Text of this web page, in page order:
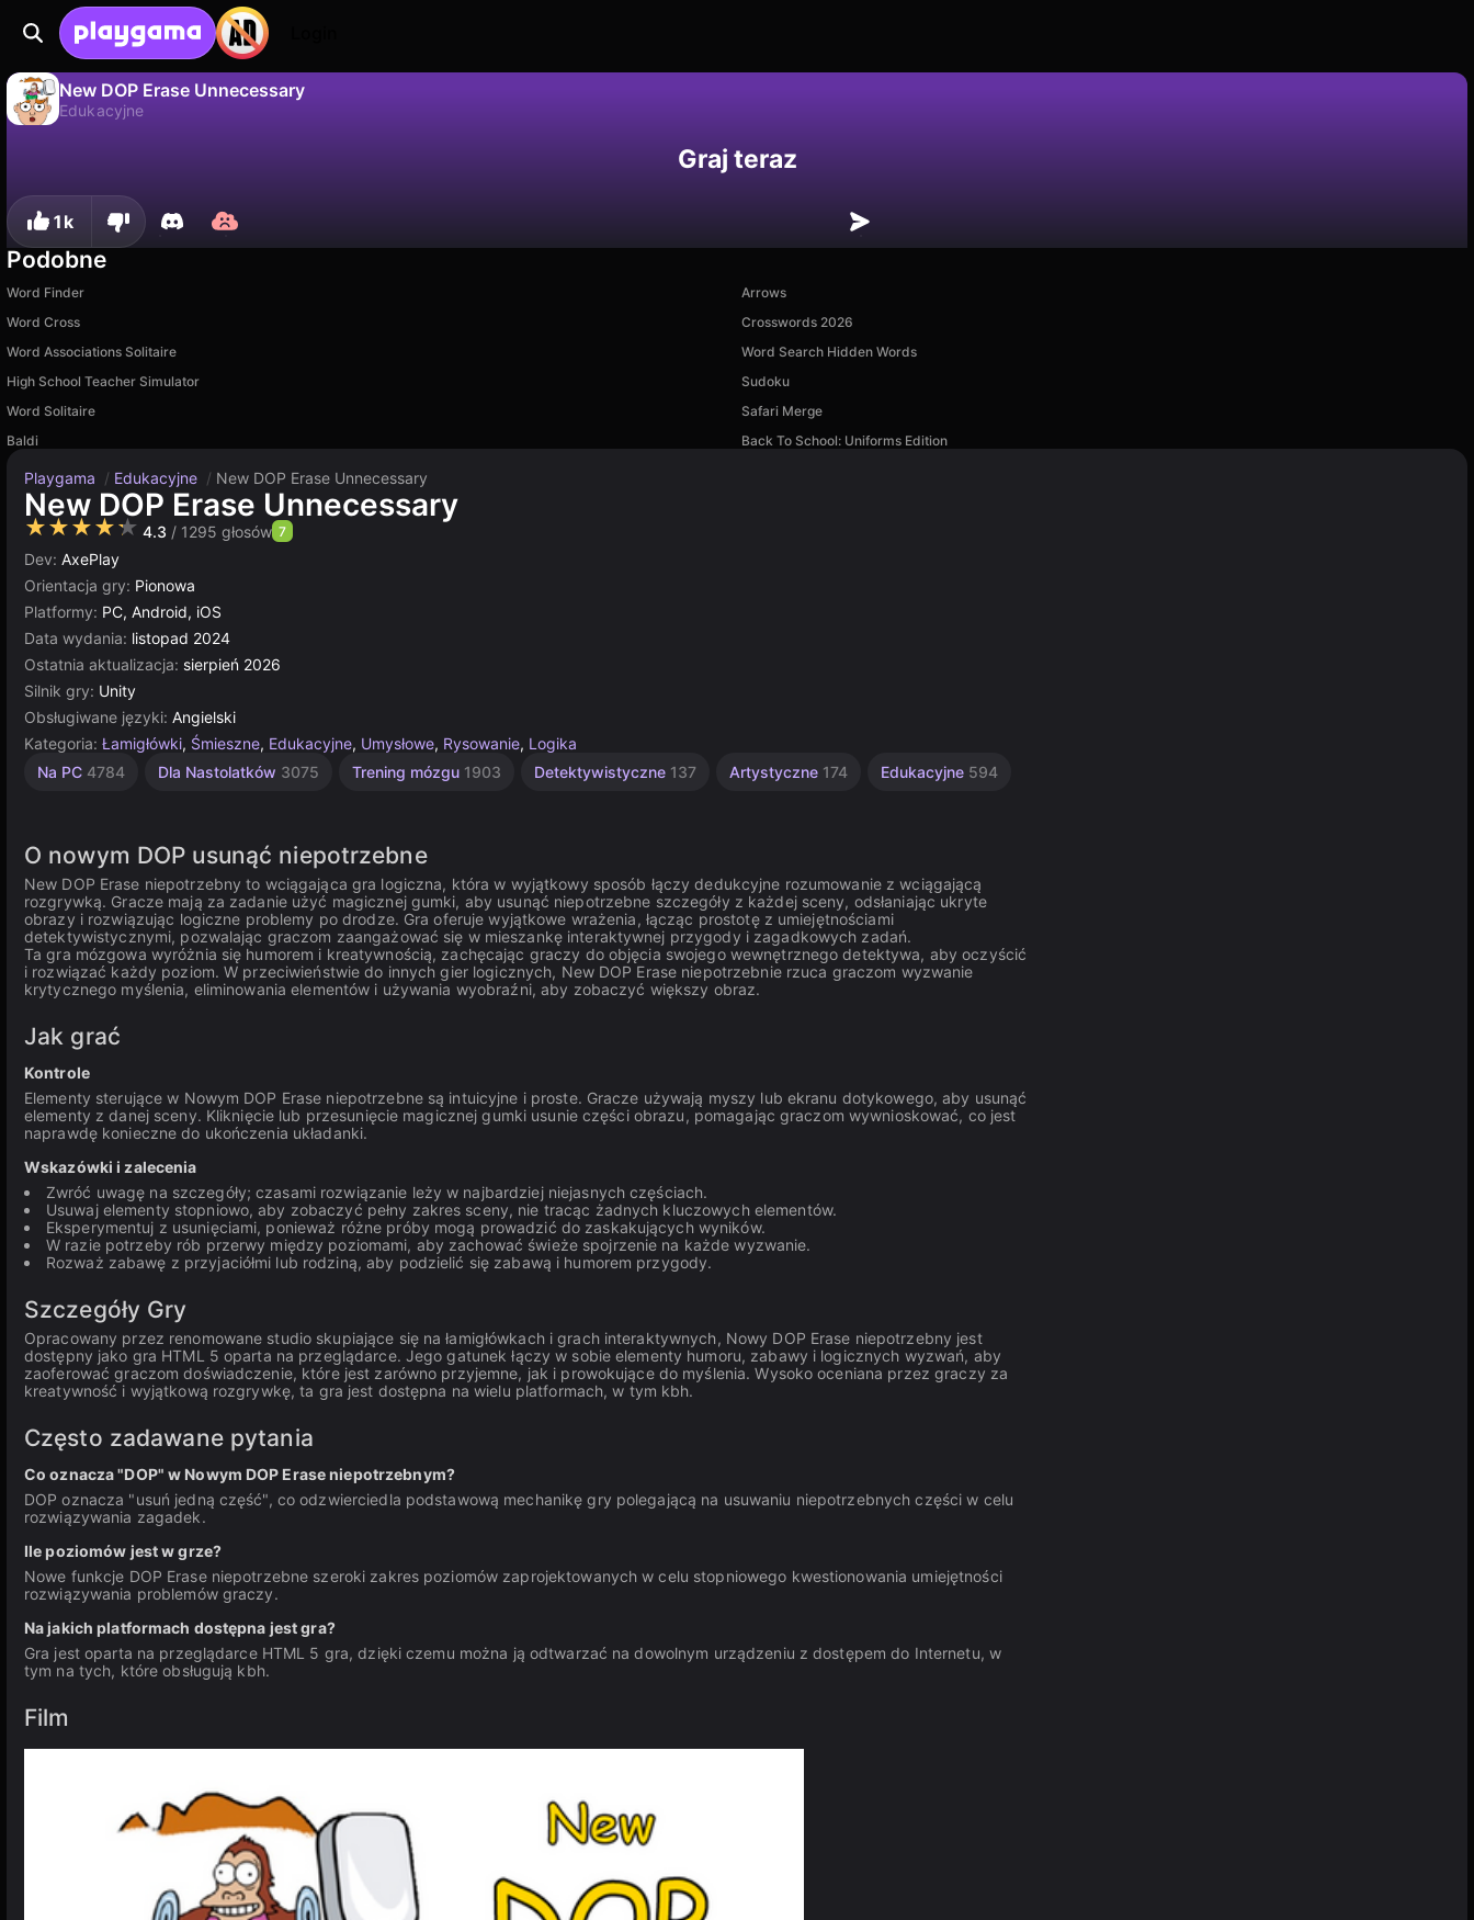
New DOP Erase Unnecessary
Edukacyjne
Graj teraz
1k
Podobne
Word Finder
Arrows
Word Cross
Crosswords 2026
Word Associations Solitaire
Word Search Hidden Words
High School Teacher Simulator
Sudoku
Word Solitaire
Safari Merge
Baldi
Back To School: Uniforms Edition
Playgama / Edukacyjne / New DOP Erase Unnecessary
New DOP Erase Unnecessary
★★★★★ 4.3 / 1295 głosów 7
Dev: AxePlay
Orientacja gry: Pionowa
Platformy: PC, Android, iOS
Data wydania: listopad 2024
Ostatnia aktualizacja: sierpień 2026
Silnik gry: Unity
Obsługiwane języki: Angielski
Kategoria: Łamigłówki, Śmieszne, Edukacyjne, Umysłowe, Rysowanie, Logika
Na PC 4784 Dla Nastolatków 3075 Trening mózgu 1903 Detektywistyczne 137 Artystyczne 174 Edukacyjne 594
Łamigłówki
Zręcznościowe
Komputerowe
Proste
Multiplayer
Unity
O nowym DOP usunąć niepotrzebne
New DOP Erase niepotrzebny to wciągająca gra logiczna, która w wyjątkowy sposób łączy dedukcyjne rozumowanie z wciągającą
rozgrywką. Gracze mają za zadanie użyć magicznej gumki, aby usunąć niepotrzebne szczegóły z każdej sceny, odsłaniając ukryte
obrazy i rozwiązując logiczne problemy po drodze. Gra oferuje wyjątkowe wrażenia, łącząc prostotę z umiejętnościami
detektywistycznymi, pozwalając graczom zaangażować się w mieszankę interaktywnej przygody i zagadkowych zadań.
Ta gra mózgowa wyróżnia się humorem i kreatywnością, zachęcając graczy do objęcia swojego wewnętrznego detektywa, aby oczyścić
i rozwiązać każdy poziom. W przeciwieństwie do innych gier logicznych, New DOP Erase niepotrzebnie rzuca graczom wyzwanie
krytycznego myślenia, eliminowania elementów i używania wyobraźni, aby zobaczyć większy obraz.
Jak grać
Kontrole
Elementy sterujące w Nowym DOP Erase niepotrzebne są intuicyjne i proste. Gracze używają myszy lub ekranu dotykowego, aby usunąć
elementy z danej sceny. Kliknięcie lub przesunięcie magicznej gumki usunie części obrazu, pomagając graczom wywnioskować, co jest
naprawdę konieczne do ukończenia układanki.
Wskazówki i zalecenia
Zwróć uwagę na szczegóły; czasami rozwiązanie leży w najbardziej niejasnych częściach.
Usuwaj elementy stopniowo, aby zobaczyć pełny zakres sceny, nie tracąc żadnych kluczowych elementów.
Eksperymentuj z usunięciami, ponieważ różne próby mogą prowadzić do zaskakujących wyników.
W razie potrzeby rób przerwy między poziomami, aby zachować świeże spojrzenie na każde wyzwanie.
Rozważ zabawę z przyjaciółmi lub rodziną, aby podzielić się zabawą i humorem przygody.
Szczegóły Gry
Opracowany przez renomowane studio skupiające się na łamigłówkach i grach interaktywnych, Nowy DOP Erase niepotrzebny jest
dostępny jako gra HTML 5 oparta na przeglądarce. Jego gatunek łączy w sobie elementy humoru, zabawy i logicznych wyzwań, aby
zaoferować graczom doświadczenie, które jest zarówno przyjemne, jak i prowokujące do myślenia. Wysoko oceniana przez graczy za
kreatywność i wyjątkową rozgrywkę, ta gra jest dostępna na wielu platformach, w tym kbh.
Często zadawane pytania
Co oznacza "DOP" w Nowym DOP Erase niepotrzebnym?
DOP oznacza "usuń jedną część", co odzwierciedla podstawową mechanikę gry polegającą na usuwaniu niepotrzebnych części w celu
rozwiązywania zagadek.
Ile poziomów jest w grze?
Nowe funkcje DOP Erase niepotrzebne szeroki zakres poziomów zaprojektowanych w celu stopniowego kwestionowania umiejętności
rozwiązywania problemów graczy.
Na jakich platformach dostępna jest gra?
Gra jest oparta na przeglądarce HTML 5 gra, dzięki czemu można ją odtwarzać na dowolnym urządzeniu z dostępem do Internetu, w
tym na tych, które obsługują kbh.
Film